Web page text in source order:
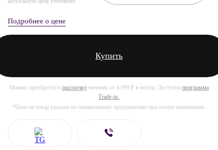
Подробнее о цене
Купить
Можно приобрести в рассрочкуначиная от 4 999 ₽ в месяц. Доступна программа
Trade-in.
*Цена на товар указана по специальному предложению при оплате наличными.